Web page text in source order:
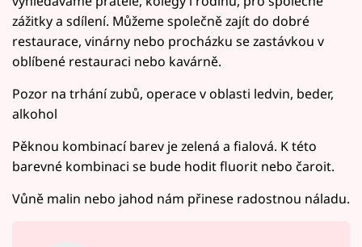
zážitky a sdílení. Můžeme společně zajít do dobré
restaurace, vinárny nebo procházku se zastávkou v
oblíbené restauraci nebo kavárně.
Pozor na trhání zubů, operace v oblasti ledvin, beder,
alkohol
Pěknou kombinací barev je zelená a fialová. K této
barevné kombinaci se bude hodit fluorit nebo čaroit.
Vůně malin nebo jahod nám přinese radostnou náladu.